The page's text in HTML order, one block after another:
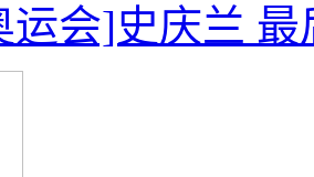
运会]史庆兰